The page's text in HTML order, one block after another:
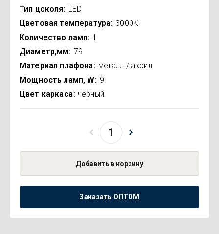
Тип цоколя
LED
Цветовая температура 3000K
Количество ламп
1
Диаметр,мм
79
Материал плафона
металл / акрил
Мощность ламп, W
9
Цвет каркаса черный
Добавить в корзину
Заказать ОПТОМ